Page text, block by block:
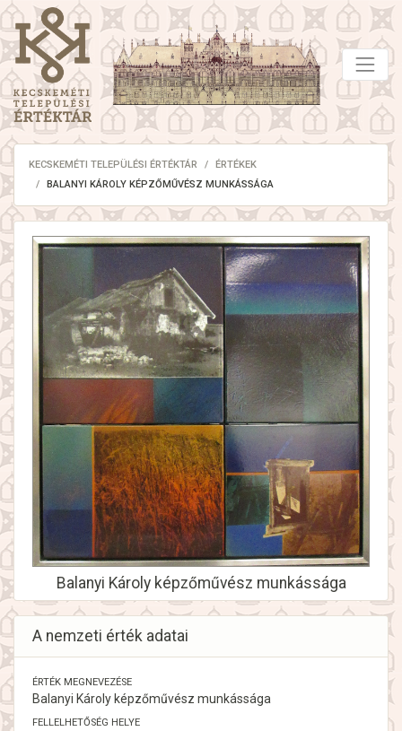
KECSKEMÉTI TELEPÜLÉSI ÉRTÉKTÁR
ÉRTÉKEK
BALANYI KÁROLY KÉPZŐMŰVÉSZ MUNKÁSSÁGA
Balanyi Károly képzőművész munkássága
A nemzeti érték adatai
ÉRTÉK MEGNEVEZÉSE
Balanyi Károly képzőművész munkássága
FELLELHETŐSÉG HELYE